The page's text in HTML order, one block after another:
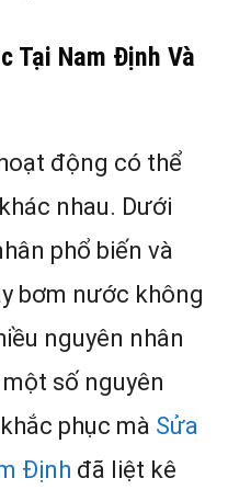
Tại Nam Định Và
động có thể
nhau. Dưới
phổ biến và
bơm nước không
nguyên nhân
số nguyên
phục mà Sửa
Định đã liệt kê